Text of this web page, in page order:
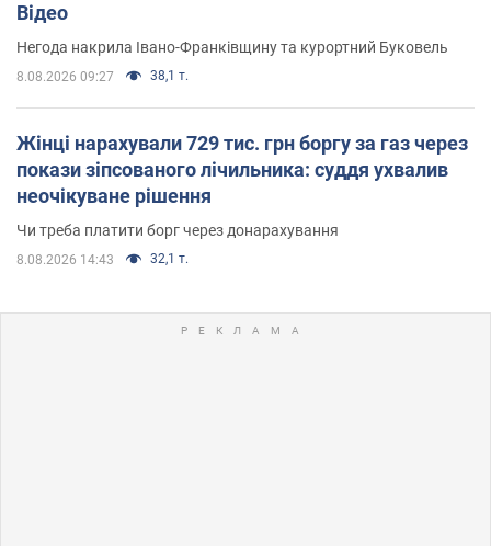
Відео
Негода накрила Івано-Франківщину та курортний Буковель
8.08.2026 09:27 38,1 т.
Жінці нарахували 729 тис. грн боргу за газ через
покази зіпсованого лічильника: суддя ухвалив
неочікуване рішення
Чи треба платити борг через донарахування
8.08.2026 14:43 32,1 т.